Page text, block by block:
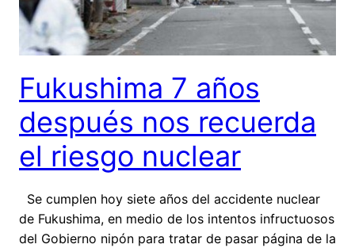
Fukushima 7 años
después nos recuerda
el riesgo nuclear
Se cumplen hoy siete años del accidente nuclear
de Fukushima, en medio de los intentos infructuosos
del Gobierno nipón para tratar de pasar página de la